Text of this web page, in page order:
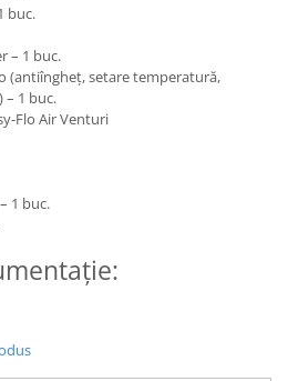
buc.
– 1 buc.
(antiîngheț, setare temperatură,
– 1 buc.
Flo Air Venturi
1 buc.